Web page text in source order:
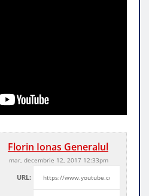
Florin Ionas Generalul
mar, decembrie 12, 2017 12:33pm
URL: